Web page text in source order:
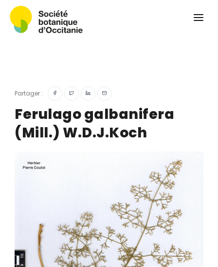
Herbier PCPR
Ressources
Partager :
Ferulago galbanifera
(Mill.) W.D.J.Koch